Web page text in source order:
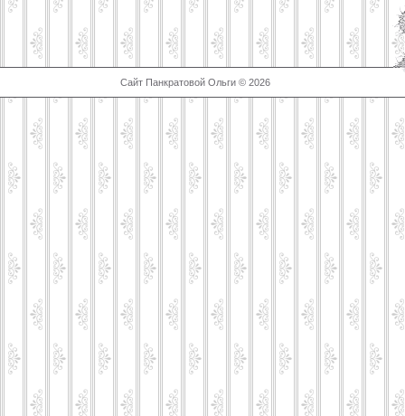
Сайт Панкратовой Ольги © 2026